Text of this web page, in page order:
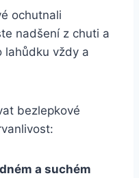
ochutnali
nadšení z chuti a
lahůdku vždy a
bezlepkové
a suchém